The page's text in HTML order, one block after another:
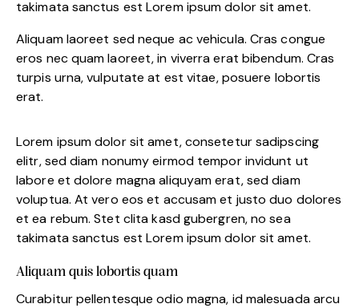
takimata sanctus est Lorem ipsum dolor sit amet.
Aliquam laoreet sed neque ac vehicula. Cras congue
eros nec quam laoreet, in viverra erat bibendum. Cras
turpis urna, vulputate at est vitae, posuere lobortis
erat.
Lorem ipsum dolor sit amet, consetetur sadipscing
elitr, sed diam nonumy eirmod tempor invidunt ut
labore et dolore magna aliquyam erat, sed diam
voluptua. At vero eos et accusam et justo duo dolores
et ea rebum. Stet clita kasd gubergren, no sea
takimata sanctus est Lorem ipsum dolor sit amet.
Aliquam quis lobortis quam
Curabitur pellentesque odio magna, id malesuada arcu